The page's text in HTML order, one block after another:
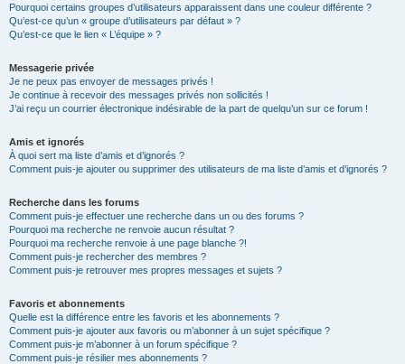
Pourquoi certains groupes d’utilisateurs apparaissent dans une couleur différente ?
Qu’est-ce qu’un « groupe d’utilisateurs par défaut » ?
Qu’est-ce que le lien « L’équipe » ?
Messagerie privée
Je ne peux pas envoyer de messages privés !
Je continue à recevoir des messages privés non sollicités !
J’ai reçu un courrier électronique indésirable de la part de quelqu’un sur ce forum !
Amis et ignorés
À quoi sert ma liste d’amis et d’ignorés ?
Comment puis-je ajouter ou supprimer des utilisateurs de ma liste d’amis et d’ignorés ?
Recherche dans les forums
Comment puis-je effectuer une recherche dans un ou des forums ?
Pourquoi ma recherche ne renvoie aucun résultat ?
Pourquoi ma recherche renvoie à une page blanche ?!
Comment puis-je rechercher des membres ?
Comment puis-je retrouver mes propres messages et sujets ?
Favoris et abonnements
Quelle est la différence entre les favoris et les abonnements ?
Comment puis-je ajouter aux favoris ou m’abonner à un sujet spécifique ?
Comment puis-je m’abonner à un forum spécifique ?
Comment puis-je résilier mes abonnements ?